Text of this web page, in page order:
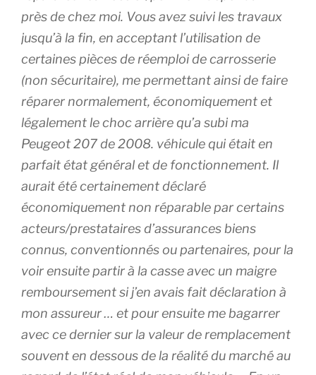
près de chez moi. Vous avez suivi les travaux
jusqu’à la fin, en acceptant l’utilisation de
certaines pièces de réemploi de carrosserie
(non sécuritaire), me permettant ainsi de faire
réparer normalement, économiquement et
légalement le choc arrière qu’a subi ma
Peugeot 207 de 2008. véhicule qui était en
parfait état général et de fonctionnement. Il
aurait été certainement déclaré
économiquement non réparable par certains
acteurs/prestataires d’assurances biens
connus, conventionnés ou partenaires, pour la
voir ensuite partir à la casse avec un maigre
remboursement si j’en avais fait déclaration à
mon assureur … et pour ensuite me bagarrer
avec ce dernier sur la valeur de remplacement
souvent en dessous de la réalité du marché au